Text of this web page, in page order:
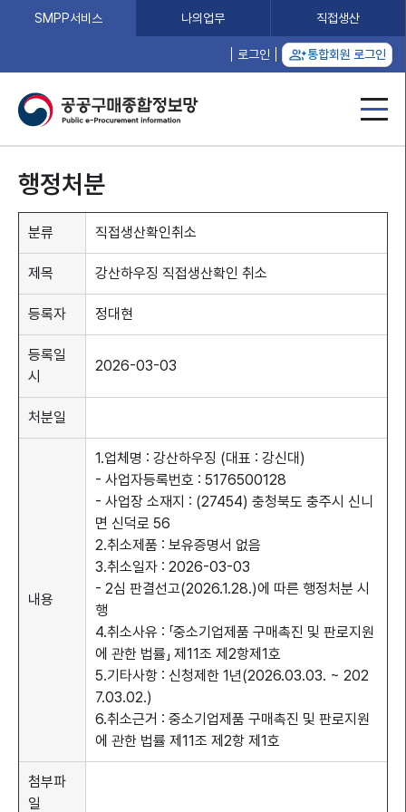
SMPP서비스 나의업무 직접생산
로그인 통합회원 로그인
행정처분
분류 직접생산확인취소
제목 강산하우징 직접생산확인 취소
등록자 정대현
등록일
시
2026-03-03
처분일
내용
1.업체명 : 강산하우징 (대표 : 강신대)
- 사업자등록번호 : 5176500128
- 사업장 소재지 : (27454) 충청북도 충주시 신니
면 신덕로 56
2.취소제품 : 보유증명서 없음
3.취소일자 : 2026-03-03
- 2심 판결선고(2026.1.28.)에 따른 행정처분 시
행
4.취소사유 : 「중소기업제품 구매촉진 및 판로지원
에 관한 법률」 제11조 제2항제1호
5.기타사항 : 신청제한 1년(2026.03.03. ~ 202
7.03.02.)
6.취소근거 : 중소기업제품 구매촉진 및 판로지원
에 관한 법률 제11조 제2항 제1호
첨부파
일